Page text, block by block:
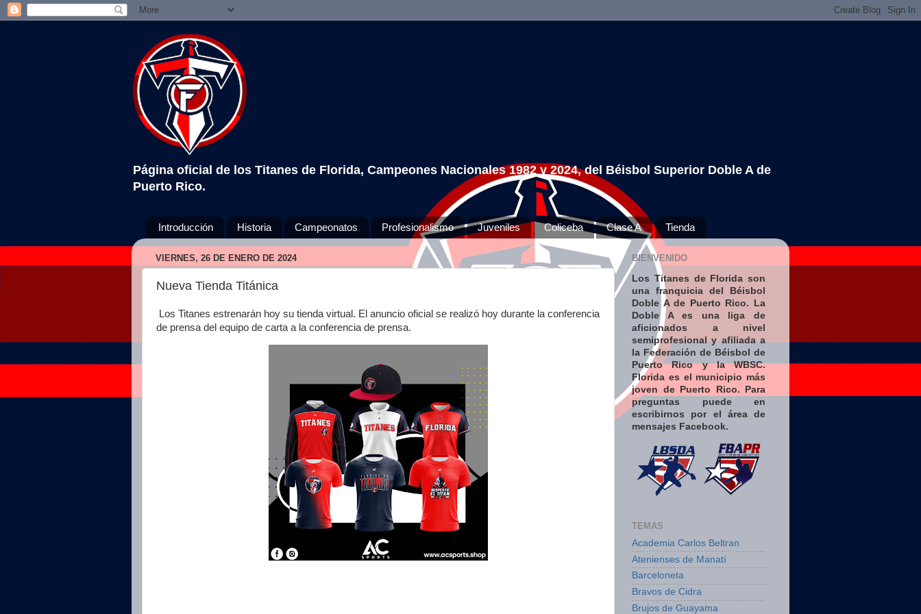
Página oficial de los Titanes de Florida, Campeones Nacionales 1982 y 2024, del Béisbol Superior Doble A de
Puerto Rico.
Introducción Historia Campeonatos Profesionalismo Juveniles Coliceba Clase A Tienda
VIERNES, 26 DE ENERO DE 2024
Nueva Tienda Titánica
Los Titanes estrenarán hoy su tienda virtual. El anuncio oficial se realizó hoy durante la conferencia
de prensa del equipo de carta a la conferencia de prensa.
BIENVENIDO
Los Titanes de Florida son
una franquicia del Béisbol
Doble A de Puerto Rico. La
Doble A es una liga de
aficionados a nivel
semiprofesional y afiliada a
la Federación de Béisbol de
Puerto Rico y la WBSC.
Florida es el municipio más
joven de Puerto Rico. Para
preguntas puede en
escribirnos por el área de
mensajes Facebook.
TEMAS
Academia Carlos Beltran
Atenienses de Manatí
Barceloneta
Bravos de Cidra
Brujos de Guayama